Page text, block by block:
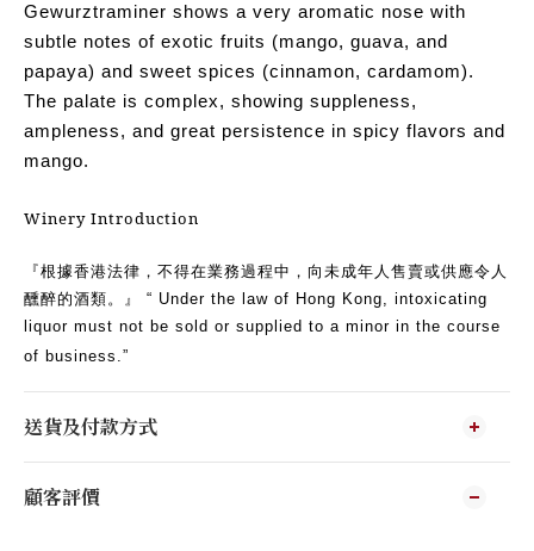
Gewurztraminer shows a very aromatic nose with
subtle notes of exotic fruits (mango, guava, and
papaya) and sweet spices (cinnamon, cardamom).
The palate is complex, showing suppleness,
ampleness, and great persistence in spicy flavors and
mango.
Winery Introduction
『根據香港法律，不得在業務過程中，向未成年人售賣或供應令人
醺醉的酒類。』 “ Under the law of Hong Kong, intoxicating
liquor must not be sold or supplied to a minor in the course
of business.”
送貨及付款方式
顧客評價